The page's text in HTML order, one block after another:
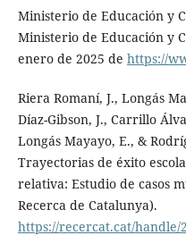
Ministerio de Educación y
Ministerio de Educación y
enero de 2025 de https://
Riera Romaní, J., Longás
Díaz-Gibson, J., Carrillo
Longás Mayayo, E., &
Trayectorias de éxito
relativa: Estudio de casos
Recerca de Catalunya).
https://recercat.cat/handle/